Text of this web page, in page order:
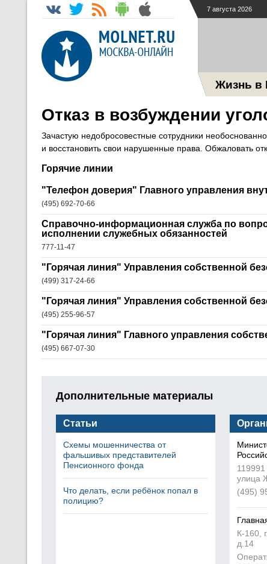
7 августа 2026
Жизнь в
Отказ в возбуждении
Зачастую недобросовестные сотрудники
и восстановить свои нарушенные права. Обжаловать
Горячие линии
"Телефон доверия" Главного управления
(495) 692-70-66
Справочно-информационная служба по
исполнении служебных обязанностей
777-11-47
"Горячая линия" Управления собственной
(499) 317-24-66
"Горячая линия" Управления собственной
(495) 255-96-57
"Горячая линия" Главного управления
(495) 667-07-30
Дополнительные материалы
Статьи
Схемы мошенничества от
фальшивых представителей
Пенсионного фонда
Что делать, если ребёнок попал в
полицию?
улица
(495)
К-160,
д.14